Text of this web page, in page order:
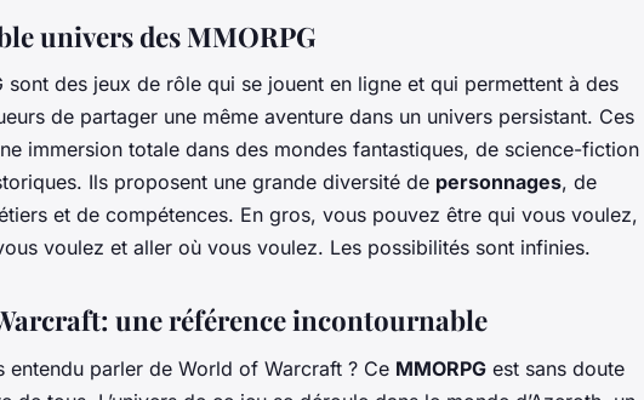
univers des MMORPG
sont des jeux de rôle qui se jouent en ligne et qui permettent à des
de partager une même aventure dans un univers persistant. Ces
immersion totale dans des mondes fantastiques, de science-fiction
Ils proposent une grande diversité de personnages, de
et de compétences. En gros, vous pouvez être qui vous voulez,
voulez et aller où vous voulez. Les possibilités sont infinies.
une référence incontournable
entendu parler de World of Warcraft ? Ce MMORPG est sans doute